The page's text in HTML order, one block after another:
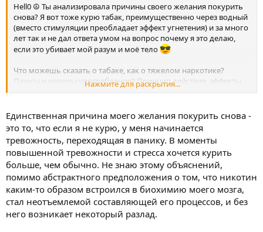
Hell0 ☮ Ты анализировала причины своего желания покурить
снова? Я вот тоже курю табак, преимущественно через водный
(вместо стимуляции преобладает эффект угнетения) и за много
лет так и не дал ответа умом на вопрос почему я это делаю,
если это убивает мой разум и моё тело
Что можешь сказать о табаке, как о тяжелом наркотике?
Плюсы и минусы употребления? Принцип действия, эффекты,
побочки?
Нажмите для раскрытия...
Единственная причина моего желания покурить снова -
это то, что если я не курю, у меня начинается
тревожность, переходящая в панику. В моменты
повышенной тревожности и стресса хочется курить
больше, чем обычно. Не знаю этому объяснений,
помимо абстрактного предположения о том, что никотин
каким-то образом встроился в биохимию моего мозга,
стал неотъемлемой составляющей его процессов, и без
него возникает некоторый разлад.